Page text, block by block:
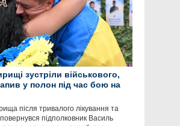
зустріли військового,
у полон під час бою на
після тривалого лікування та
повернувся підполковник Василь